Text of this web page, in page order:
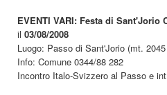
EVENTI VARI: Festa di Sant'Jorio
il 03/08/2008
Luogo: Passo di Sant'Jorio (mt.
Info: Comune 0344/88 282
Incontro Italo-Svizzero al Passo e